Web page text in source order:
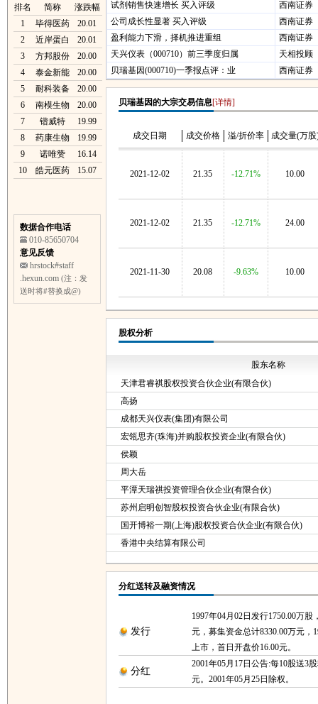
排名
简称
涨跌幅
1
毕得医药
20.01
2
近岸蛋白
20.01
3
方邦股份
20.00
4
泰金新能
20.00
5
耐科装备
20.00
6
南模生物
20.00
7
锴威特
19.99
8
药康生物
19.99
9
诺唯赞
16.14
10
皓元医药 15.07
数据合作电话
010-85650704
意见反馈
hrstock#staff
.hexun.com (注：发
送时将#替换成@)
试剂销售快速增长 买入评级
西南证券
公司成长性显著 买入评级
西南证券
盈利能力下滑，择机推进重组
西南证券
天兴仪表（000710）前三季度归属
天相投顾
贝瑞基因(000710)一季报点评：业
西南证券
贝瑞基因的大宗交易信息[详情]
成交日期 成交价格 溢/折价率 成交量(万股
2021-12-02 21.35 -12.71% 10.00
2021-12-02 21.35 -12.71% 24.00
2021-11-30 20.08 -9.63% 10.00
股权分析
股东名称
天津君睿祺股权投资合伙企业(有限合伙)
高扬
成都天兴仪表(集团)有限公司
宏瓴思齐(珠海)并购股权投资企业(有限合伙)
侯颖
周大岳
平潭天瑞祺投资管理合伙企业(有限合伙)
苏州启明创智股权投资合伙企业(有限合伙)
国开博裕一期(上海)股权投资合伙企业(有限合伙)
香港中央结算有限公司
分红送转及融资情况
发行
1997年04月02日发行1750.00万股
元，募集资金总计8330.00万元，
上市，首日开盘价16.00元。
分红
2001年05月17日公告:每10股送3
元。2001年05月25日除权。